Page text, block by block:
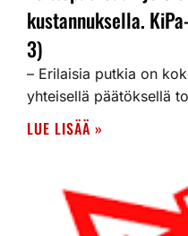
kustannuksella.
3)
– Erilaisia putkia on
yhteisellä päätöksellä
LUE LISÄÄ »